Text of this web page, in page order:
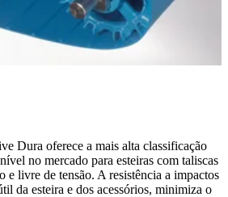
Dura oferece a mais alta classificação
no mercado para esteiras com taliscas
e livre de tensão. A resistência a impactos
da esteira e dos acessórios, minimiza o